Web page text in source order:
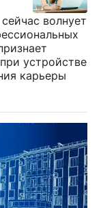
волнует
устройстве
карьеры